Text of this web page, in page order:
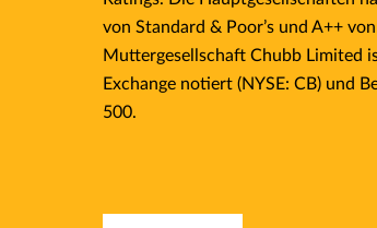
von Standard & Poor’s und A++
Muttergesellschaft Chubb Limited
Exchange notiert (NYSE: CB) und
500.